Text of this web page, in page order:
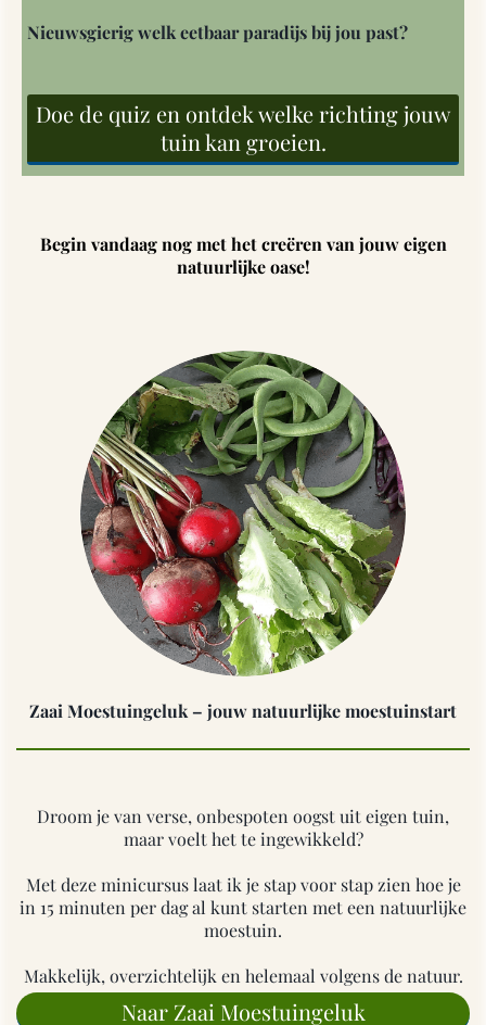
Nieuwsgierig welk eetbaar paradijs bij jou past?
Doe de quiz en ontdek welke richting jouw
tuin kan groeien.
Begin vandaag nog met het creëren van jouw eigen
natuurlijke oase!
Zaai Moestuingeluk – jouw natuurlijke moestuinstart
Droom je van verse, onbespoten oogst uit eigen tuin,
maar voelt het te ingewikkeld?
Met deze minicursus laat ik je stap voor stap zien hoe je
in 15 minuten per dag al kunt starten met een natuurlijke
moestuin.
Makkelijk, overzichtelijk en helemaal volgens de natuur.
Naar Zaai Moestuingeluk